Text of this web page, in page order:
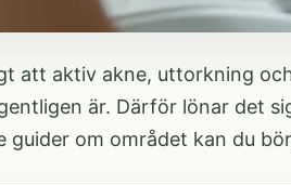
att aktiv akne, uttorkning
är. Därför lönar det
guider om området kan du